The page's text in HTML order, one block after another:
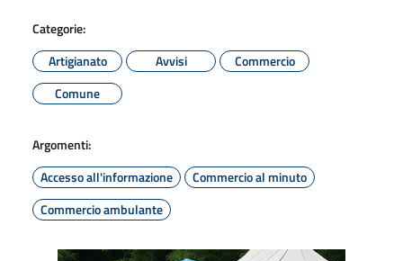
Categorie:
Artigianato
Avvisi
Commercio
Comune
Argomenti:
Accesso all'informazione
Commercio al minuto
Commercio ambulante